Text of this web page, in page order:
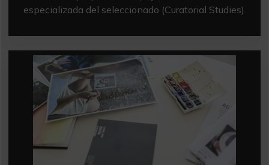
especializada del seleccionado (Curatorial Studies).